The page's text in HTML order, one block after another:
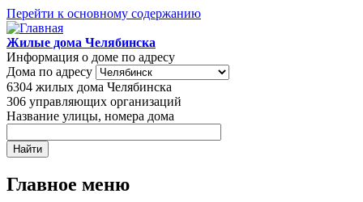
Перейти к основному содержанию
Жилые дома Челябинска
Информация о доме по адресу
Дома по адресу
6304 жилых дома Челябинска
306 управляющих организаций
Название улицы, номера дома
Главное меню